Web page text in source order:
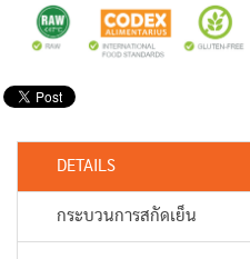
DETAILS
กระบวนการสกัดเย็น